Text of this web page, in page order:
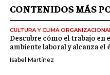
CONTENIDOS MÁS
CULTURA Y CLIMA
Descubre cómo el trabajo en
ambiente laboral y alcanza el
Isabel Martínez